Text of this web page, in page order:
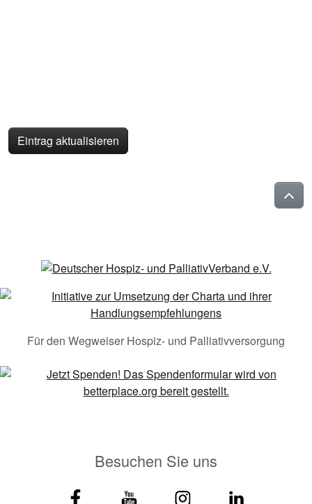
Eintrag aktualisieren
Für den Wegweiser Hospiz- und Palliativversorgung
Besuchen Sie uns